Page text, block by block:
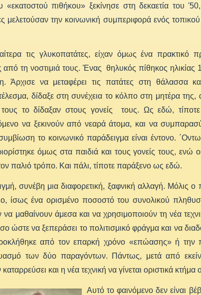
«εκατοστού πιθήκου» ξεκίνησε στη δεκαετία του
μελετούσαν την κοινωνική συμπεριφορά ενός
τις γλυκοπατάτες, είχαν όμως ένα
από τη νοστιμιά τους. Ένας θηλυκός πίθηκος
Άρχισε να μεταφέρει τις πατάτες στη θάλασσα
δίδαξε στη συνέχεια το κόλπο στη μητέρα
το δίδαξαν στους γονείς τους. Ως εδώ,
να ξεκινούν από νεαρά άτομα, και να
το κοινωνικό παράδειγμα είναι έντονο.
όμως στα παιδιά και τους γονείς τους, ενώ
παλιό τρόπο. Και πάλι, τίποτε παράξενο ως εδώ.
συνέβη μια διαφορετική, ξαφνική αλλαγή. Μόλις
ίσως ένα ορισμένο ποσοστό του συνολικού
να μαθαίνουν άμεσα και να χρησιμοποιούν τη νέα
ώστε να ξεπεράσει το πολιτισμικό φράγμα και να
από τον επαρκή χρόνο «επώασης» ή την
των δύο παραγόντων. Πάντως, μετά από
και η νέα τεχνική να γίνεται οριστικά
Αυτό το φαινόμενο δεν είναι